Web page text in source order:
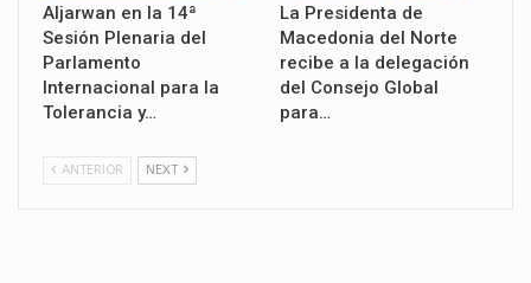
Aljarwan en la 14ª
Sesión Plenaria del
Parlamento
Internacional para la
Tolerancia y…
La Presidenta de
Macedonia del Norte
recibe a la delegación
del Consejo Global
para…
ANTERIOR NEXT